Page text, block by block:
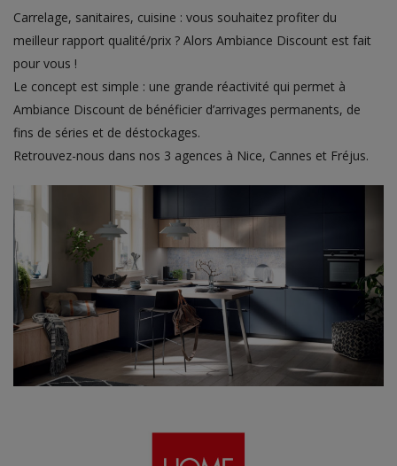
Carrelage, sanitaires, cuisine : vous souhaitez profiter du
meilleur rapport qualité/prix ? Alors Ambiance Discount est fait
pour vous !
Le concept est simple : une grande réactivité qui permet à
Ambiance Discount de bénéficier d’arrivages permanents, de
fins de séries et de déstockages.
Retrouvez-nous dans nos 3 agences à Nice, Cannes et Fréjus.